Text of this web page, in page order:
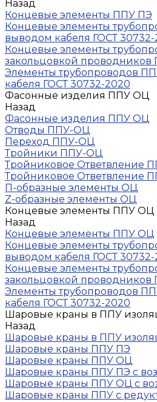
Назад
Концевые элементы ППУ ПЭ
Концевые элементы
выводом кабеля ГОСТ 30732-
Концевые элементы
закольцовкой проводников
Элементы трубопроводов
кабеля ГОСТ 30732-2020
Фасонные изделия ППУ ОЦ
Назад
Фасонные изделия ППУ ОЦ
Отводы ППУ-ОЦ
Переход ППУ-ОЦ
Тройники ППУ-ОЦ
Тройниковое Ответвление
Тройниковое Ответвление
П-образные элементы ОЦ
Z-образные элементы ОЦ
Концевые элементы ППУ ОЦ
Назад
Концевые элементы ППУ ОЦ
Концевые элементы
выводом кабеля ГОСТ 30732-
Концевые элементы
закольцовкой проводников
Элементы трубопроводов
кабеля ГОСТ 30732-2020
Шаровые краны в ППУ
Назад
Шаровые краны в ППУ
Шаровые краны ППУ ПЭ
Шаровые краны ППУ ОЦ
Шаровые краны ППУ ПЭ с
Шаровые краны ППУ ОЦ с
Шаровые краны ППУ с